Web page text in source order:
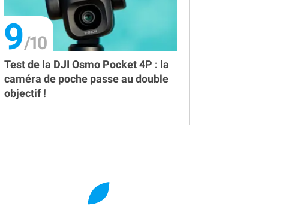
9
Test de la DJI Osmo Pocket 4P : la
caméra de poche passe au double
objectif !